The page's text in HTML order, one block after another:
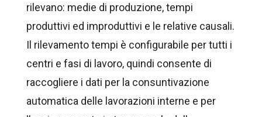
rilevano: medie di produzione, tempi
produttivi ed improduttivi e le relative causali.
Il rilevamento tempi è configurabile per tutti i
centri e fasi di lavoro, quindi consente di
raccogliere i dati per la consuntivazione
automatica delle lavorazioni interne e per